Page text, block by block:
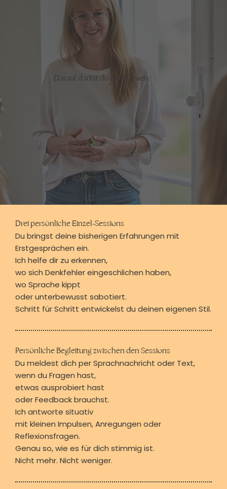
Darauf darfst du dich freuen:
Drei persönliche Einzel-Sessions
Du bringst deine bisherigen Erfahrungen mit
Erstgesprächen ein.
Ich helfe dir zu erkennen,
wo sich Denkfehler eingeschlichen haben,
wo Sprache kippt
oder unterbewusst sabotiert.
Schritt für Schritt entwickelst du deinen eigenen Stil.
Persönliche Begleitung zwischen den Sessions
Du meldest dich per Sprachnachricht oder Text,
wenn du Fragen hast,
etwas ausprobiert hast
oder Feedback brauchst.
Ich antworte situativ
mit kleinen Impulsen, Anregungen oder
Reflexionsfragen.
Genau so, wie es für dich stimmig ist.
Nicht mehr. Nicht weniger.